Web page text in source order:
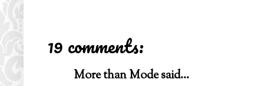
19 comments:
More than Modesaid...